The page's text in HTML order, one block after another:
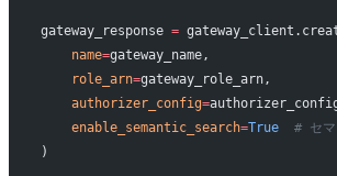
gateway_response =
    name
=gateway_name,
    role_arn
=gateway_role_arn,
    authorizer_config
=
    enable_semantic_search
=True
# セマ
)